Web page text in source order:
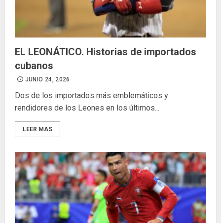
EL LEONÁTICO. Historias de importados
cubanos
JUNIO 24, 2026
Dos de los importados más emblemáticos y
rendidores de los Leones en los últimos...
LEER MAS